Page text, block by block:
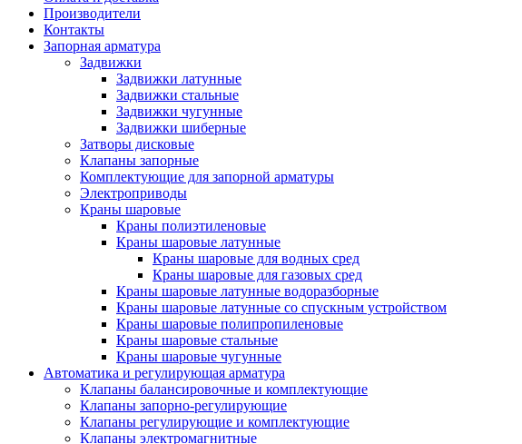
Производители
Контакты
Запорная арматура
Задвижки
Задвижки латунные
Задвижки стальные
Задвижки чугунные
Задвижки шиберные
Затворы дисковые
Клапаны запорные
Комплектующие для запорной арматуры
Электроприводы
Краны шаровые
Краны полиэтиленовые
Краны шаровые латунные
Краны шаровые для водных сред
Краны шаровые для газовых сред
Краны шаровые латунные водоразборные
Краны шаровые латунные со спускным устройством
Краны шаровые полипропиленовые
Краны шаровые стальные
Краны шаровые чугунные
Автоматика и регулирующая арматура
Клапаны балансировочные и комплектующие
Клапаны запорно-регулирующие
Клапаны регулирующие и комплектующие
Клапаны электромагнитные